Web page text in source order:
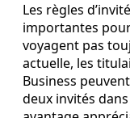
Les règles
importantes
voyagent pas
actuelle, les
Business
deux invités